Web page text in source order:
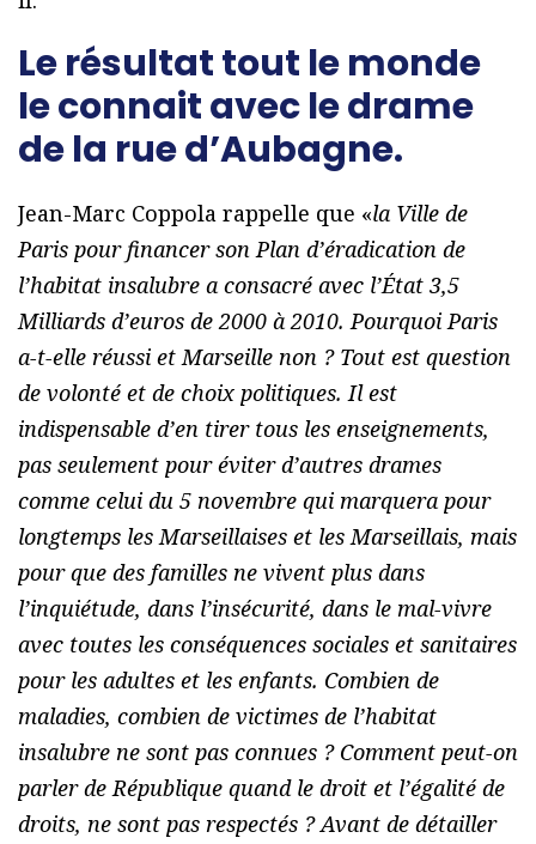
Le résultat tout le monde
le connait avec le drame
de la rue d’Aubagne.
Jean-Marc Coppola rappelle que «la Ville de
Paris pour financer son Plan d’éradication de
l’habitat insalubre a consacré avec l’État 3,5
Milliards d’euros de 2000 à 2010. Pourquoi Paris
a-t-elle réussi et Marseille non ? Tout est question
de volonté et de choix politiques. Il est
indispensable d’en tirer tous les enseignements,
pas seulement pour éviter d’autres drames
comme celui du 5 novembre qui marquera pour
longtemps les Marseillaises et les Marseillais, mais
pour que des familles ne vivent plus dans
l’inquiétude, dans l’insécurité, dans le mal-vivre
avec toutes les conséquences sociales et sanitaires
pour les adultes et les enfants. Combien de
maladies, combien de victimes de l’habitat
insalubre ne sont pas connues ? Comment peut-on
parler de République quand le droit et l’égalité de
droits, ne sont pas respectés ? Avant de détailler